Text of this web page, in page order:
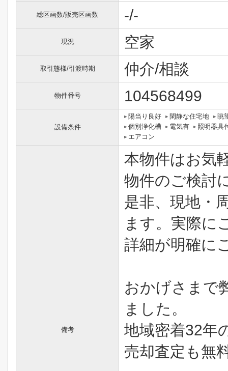
総区画数/販売区画数 -/-
現況 空家
取引態様/引渡時期 仲介/相談
物件番号 104568499
設備条件
陽当り良好 閑静な住宅地
眺
個別浄化槽
電気有
照明器具
エアコン
備考
本物件はお気
物件のご検討
是非、現地・
ます。実際に
詳細が明確に
おかげさまで
ました。
地域密着32年
売却査定も無